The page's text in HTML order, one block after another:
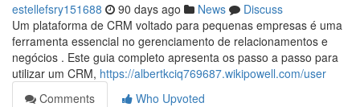
estellefsry151688 90 days ago News
Discuss
Um plataforma de CRM voltado para pequenas empresas é uma
ferramenta essencial no gerenciamento de relacionamentos e
negócios . Este guia completo apresenta os passo a passo para
utilizar um CRM, https://albertkciq769687.wikipowell.com/user
Comments
Who Upvoted